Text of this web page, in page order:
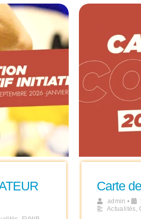
Carte
admin •
Actualités,